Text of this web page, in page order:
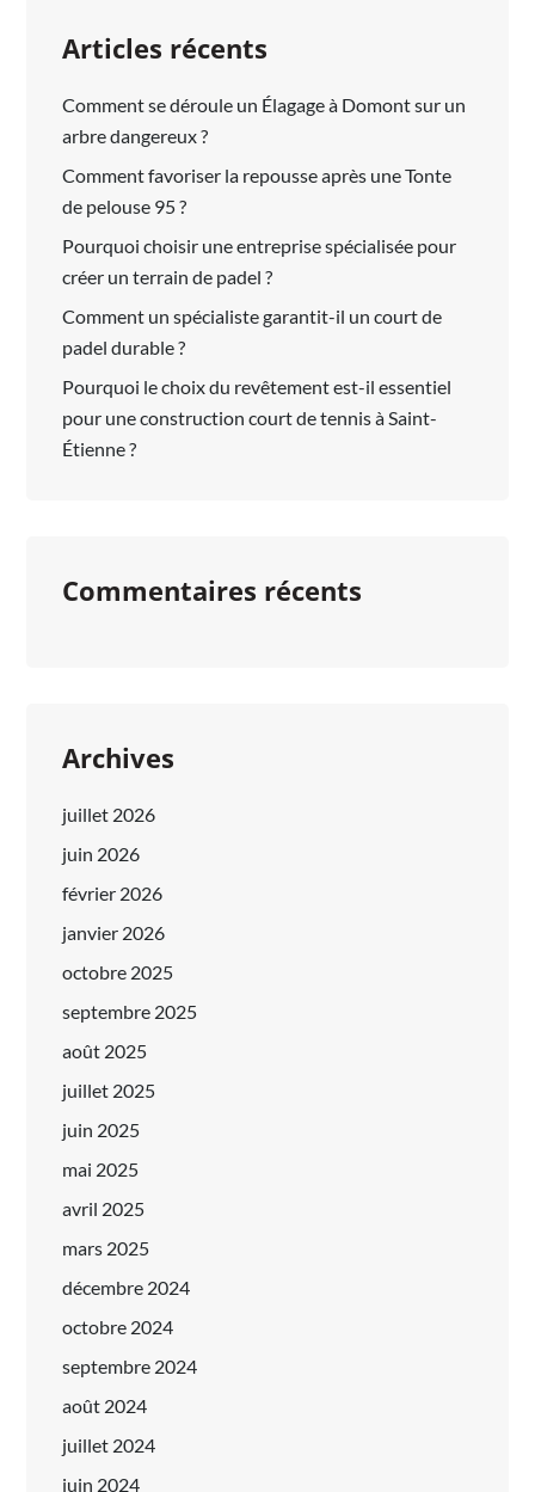
Articles récents
Comment se déroule un Élagage à Domont sur un
arbre dangereux ?
Comment favoriser la repousse après une Tonte
de pelouse 95 ?
Pourquoi choisir une entreprise spécialisée pour
créer un terrain de padel ?
Comment un spécialiste garantit-il un court de
padel durable ?
Pourquoi le choix du revêtement est-il essentiel
pour une construction court de tennis à Saint-
Étienne ?
Commentaires récents
Archives
juillet 2026
juin 2026
février 2026
janvier 2026
octobre 2025
septembre 2025
août 2025
juillet 2025
juin 2025
mai 2025
avril 2025
mars 2025
décembre 2024
octobre 2024
septembre 2024
août 2024
juillet 2024
juin 2024